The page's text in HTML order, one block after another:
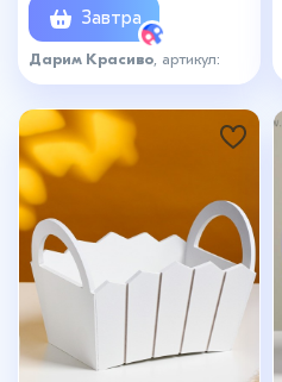
Завтра
Дарим Красиво , артикул:
4636238